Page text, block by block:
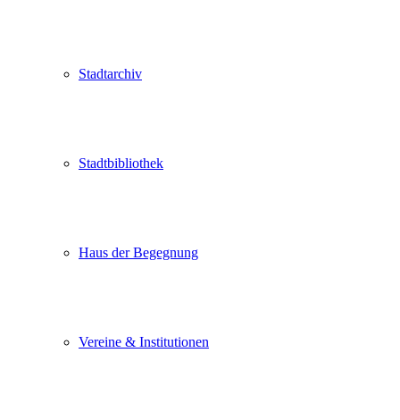
Stadtarchiv
Stadtbibliothek
Haus der Begegnung
Vereine & Institutionen